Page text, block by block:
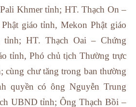
Khmer tỉnh; HT. Thạch On –
giáo tỉnh, Mekon Phật giáo
tỉnh; HT. Thạch Oai – Chứng
tỉnh, Phó chủ tịch Thường trực
chư tăng trong ban thường
quyền có ông Nguyễn Trung
UBND tỉnh; Ông Thạch Bồi –